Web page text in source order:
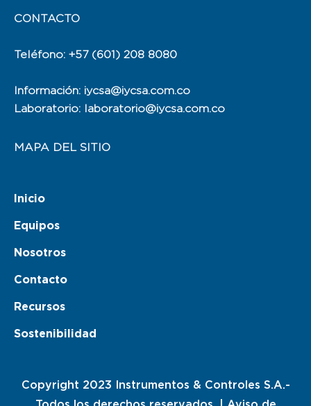
CONTACTO
Teléfono: +57 (601) 208 8080
Información: iycsa@iycsa.com.co
Laboratorio: laboratorio@iycsa.com.co
MAPA DEL SITIO
Inicio
Equipos
Nosotros
Contacto
Recursos
Sostenibilidad
Copyright 2023 Instrumentos & Controles S.A.-